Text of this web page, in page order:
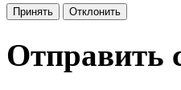
Принять Отклонить
Отправить